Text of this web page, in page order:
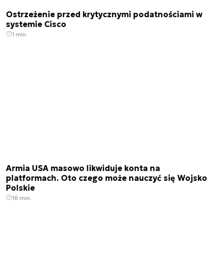
Ostrzeżenie przed krytycznymi podatnościami w
systemie Cisco
1 min.
Armia USA masowo likwiduje konta na
platformach. Oto czego może nauczyć się Wojsko
Polskie
16 min.